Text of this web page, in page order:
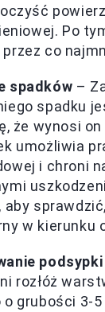
oczyść
Po
co
spadków –
spadku
że wynosi
umożliwia
i chroni
aby
w kierunku
podsypki
rozłóż
o grubości 3-